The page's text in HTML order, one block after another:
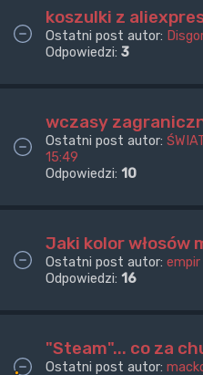
koszulki z
Ostatni post autor:
Odpowiedzi: 3
wczasy
Ostatni post autor:
15:49
Odpowiedzi: 10
Jaki kolor włosów
Ostatni post autor: empir
Odpowiedzi: 16
"Steam"... co za
Ostatni post autor: